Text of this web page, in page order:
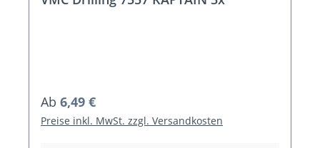
Regulärer Preis:
Ab 6,49 €
Preise inkl. MwSt. zzgl. Versandkosten